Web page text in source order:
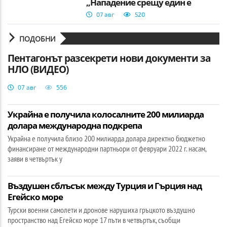
„Нападение срещу един е
нападение срещу всички“
07 авг 520
ПОДОБНИ
Пентагонът разсекрети нови документи за
НЛО (ВИДЕО)
07 авг 556
Украйна е получила колосалните 200 милиарда
долара международна подкрепа
Украйна е получила близо 200 милиарда долара директно бюджетно
финансиране от международни партньори от февруари 2022 г. насам,
заяви в четвъртък у
Въздушен сблъсък между Турция и Гърция над
Егейско море
Турски военни самолети и дронове нарушиха гръцкото въздушно
пространство над Егейско море 17 пъти в четвъртък, съобщи